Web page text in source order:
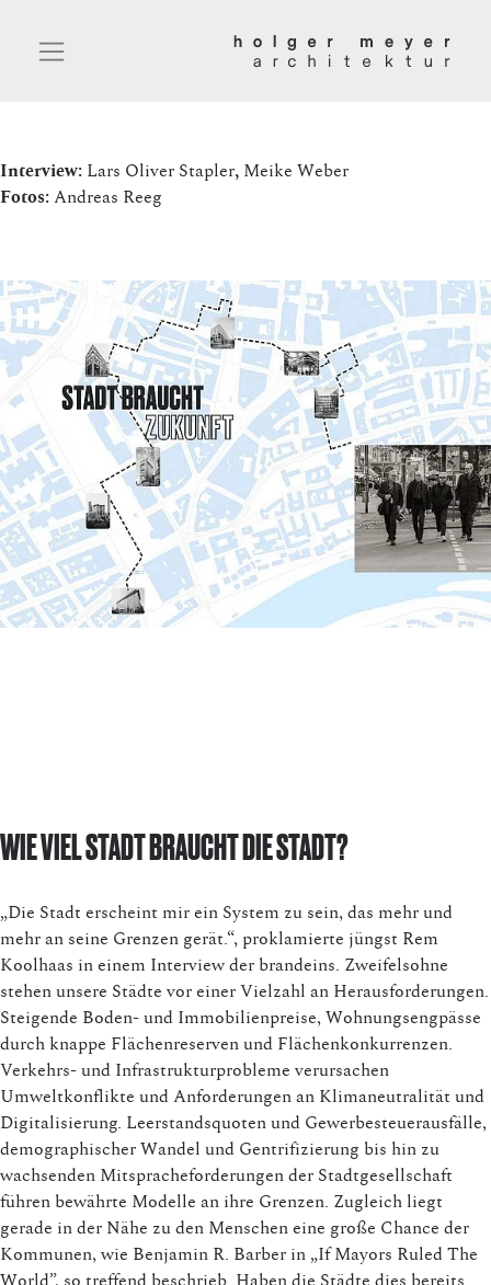
Interview: Lars Oliver Stapler, Meike Weber
Fotos: Andreas Reeg
WIE VIEL STADT BRAUCHT DIE STADT?
„Die Stadt erscheint mir ein System zu sein, das mehr und
mehr an seine Grenzen gerät.“, proklamierte jüngst Rem
Koolhaas in einem Interview der brandeins. Zweifelsohne
stehen unsere Städte vor einer Vielzahl an Herausforderungen.
Steigende Boden- und Immobilienpreise, Wohnungsengpässe
durch knappe Flächenreserven und Flächenkonkurrenzen.
Verkehrs- und Infrastrukturprobleme verursachen
Umweltkonflikte und Anforderungen an Klimaneutralität und
Digitalisierung. Leerstandsquoten und Gewerbesteuerausfälle,
demographischer Wandel und Gentrifizierung bis hin zu
wachsenden Mitspracheforderungen der Stadtgesellschaft
führen bewährte Modelle an ihre Grenzen. Zugleich liegt
gerade in der Nähe zu den Menschen eine große Chance der
Kommunen, wie Benjamin R. Barber in „If Mayors Ruled The
World”, so treffend beschrieb. Haben die Städte dies bereits